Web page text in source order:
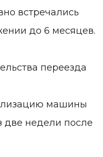
встречались
до 6 месяцев.
переезда
машины
недели после